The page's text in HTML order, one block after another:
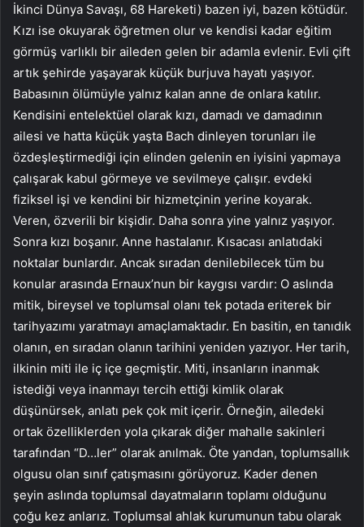
İkinci Dünya Savaşı, 68 Hareketi) bazen iyi, bazen kötüdür.
Kızı ise okuyarak öğretmen olur ve kendisi kadar eğitim
görmüş varlıklı bir aileden gelen bir adamla evlenir. Evli çift
artık şehirde yaşayarak küçük burjuva hayatı yaşıyor.
Babasının ölümüyle yalnız kalan anne de onlara katılır.
Kendisini entelektüel olarak kızı, damadı ve damadının
ailesi ve hatta küçük yaşta Bach dinleyen torunları ile
özdeşleştirmediği için elinden gelenin en iyisini yapmaya
çalışarak kabul görmeye ve sevilmeye çalışır. evdeki
fiziksel işi ve kendini bir hizmetçinin yerine koyarak.
Veren, özverili bir kişidir. Daha sonra yine yalnız yaşıyor.
Sonra kızı boşanır. Anne hastalanır. Kısacası anlatıdaki
noktalar bunlardır. Ancak sıradan denilebilecek tüm bu
konular arasında Ernaux’nun bir kaygısı vardır: O aslında
mitik, bireysel ve toplumsal olanı tek potada eriterek bir
tarihyazımı yaratmayı amaçlamaktadır. En basitin, en tanıdık
olanın, en sıradan olanın tarihini yeniden yazıyor. Her tarih,
ilkinin miti ile iç içe geçmiştir. Miti, insanların inanmak
istediği veya inanmayı tercih ettiği kimlik olarak
düşünürsek, anlatı pek çok mit içerir. Örneğin, ailedeki
ortak özelliklerden yola çıkarak diğer mahalle sakinleri
tarafından “D…ler” olarak anılmak. Öte yandan, toplumsallık
olgusu olan sınıf çatışmasını görüyoruz. Kader denen
şeyin aslında toplumsal dayatmaların toplamı olduğunu
çoğu kez anlarız. Toplumsal ahlak kurumunun tabu olarak